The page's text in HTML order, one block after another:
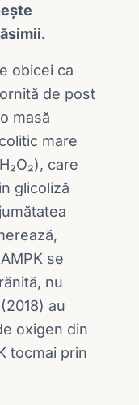
obicei ca
de post
masă
mare
care
glicoliză
se
nu
au
oxigen din
tocmai prin